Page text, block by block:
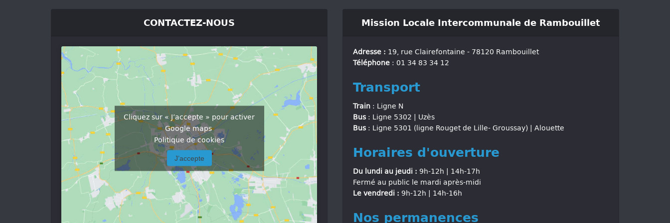
CONTACTEZ-NOUS
Cliquez sur « J’accepte » pour activer
Google maps
Politique de cookies
J’accepte
Mission Locale Intercommunale de Rambouillet
Adresse : 19, rue Clairefontaine - 78120 Rambouillet
Téléphone : 01 34 83 34 12
Transport
Train : Ligne N
Bus: Ligne 5302 | Uzès
Bus: Ligne 5301 (ligne Rouget de Lille- Groussay) | Alouette
Horaires d'ouverture
Du lundi au jeudi : 9h-12h | 14h-17h
Fermé au public le mardi après-midi
Le vendredi : 9h-12h | 14h-16h
Nos permanences